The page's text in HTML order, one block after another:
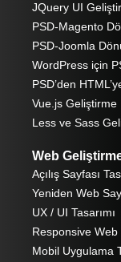
JQuery UI
PSD-Magento
PSD-Joomla
WordPress için
PSD’den
Vue.js Geliştirme
Less ve Sass
Web
Açılış Sayfası
Yeniden Web
UX / UI Tasarımı
Responsive Web
Mobil Uygulama